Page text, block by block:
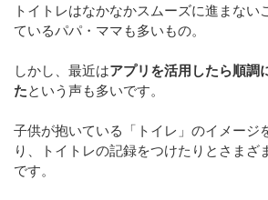
トイトレはなかなかスムーズに進まない
ているパパ・ママも多いもの。
しかし、最近はアプリを活用したら順調
たという声も多いです。
子供が抱いている「トイレ」のイメージ
り、トイトレの記録をつけたりとさまざ
です。